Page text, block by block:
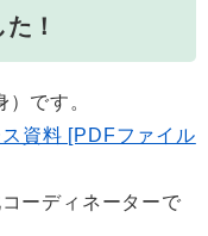
！
です。
資料 [PDFファイル
ーディネーターで